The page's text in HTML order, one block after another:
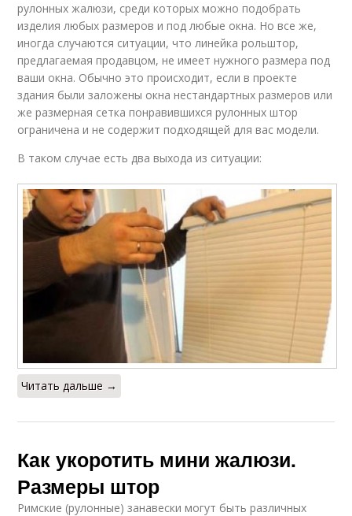
рулонных жалюзи, среди которых можно подобрать
изделия любых размеров и под любые окна. Но все же,
иногда случаются ситуации, что линейка рольштор,
предлагаемая продавцом, не имеет нужного размера под
ваши окна. Обычно это происходит, если в проекте
здания были заложены окна нестандартных размеров или
же размерная сетка понравившихся рулонных штор
ограничена и не содержит подходящей для вас модели.
В таком случае есть два выхода из ситуации:
Читать дальше →
Как укоротить мини жалюзи.
Размеры штор
Римские (рулонные) занавески могут быть различных